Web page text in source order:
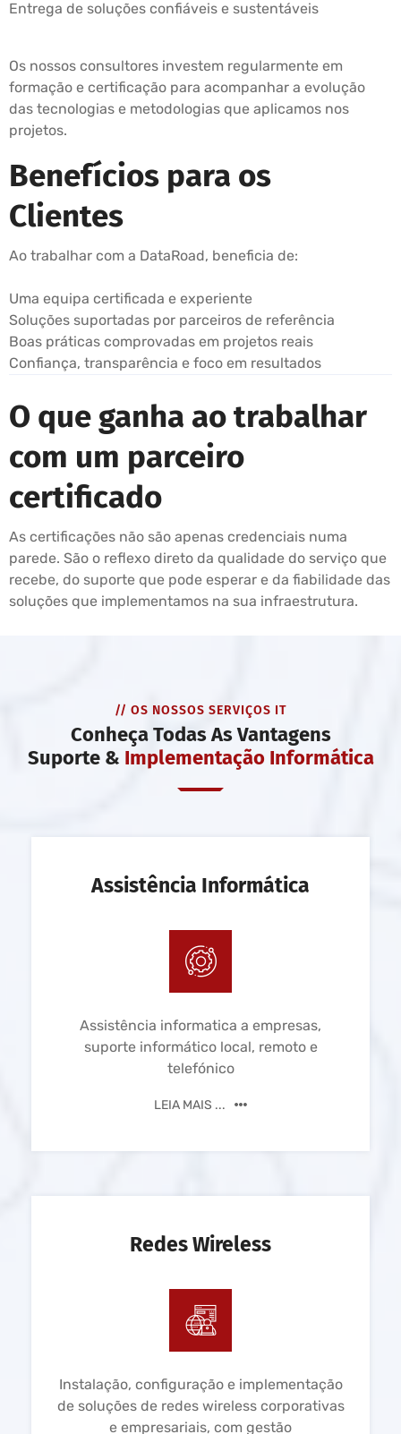
Entrega de soluções confiáveis e sustentáveis
Os nossos consultores investem regularmente em
formação e certificação para acompanhar a evolução
das tecnologias e metodologias que aplicamos nos
projetos.
Benefícios para os
Clientes
Ao trabalhar com a DataRoad, beneficia de:
Uma equipa certificada e experiente
Soluções suportadas por parceiros de referência
Boas práticas comprovadas em projetos reais
Confiança, transparência e foco em resultados
O que ganha ao trabalhar
com um parceiro
certificado
As certificações não são apenas credenciais numa
parede. São o reflexo direto da qualidade do serviço que
recebe, do suporte que pode esperar e da fiabilidade das
soluções que implementamos na sua infraestrutura.
// OS NOSSOS SERVIÇOS IT
Conheça Todas As Vantagens
Suporte & Implementação Informática
Assistência Informática
Assistência informatica a empresas,
suporte informático local, remoto e
telefónico
LEIA MAIS ...
Redes Wireless
Instalação, configuração e implementação
de soluções de redes wireless corporativas
e empresariais, com gestão